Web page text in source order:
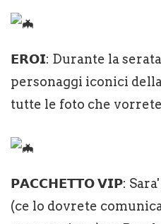
𝗘𝗥𝗢𝗜: Durante la
personaggi iconici
tutte le foto che
𝗣𝗔𝗖𝗖𝗛𝗘𝗧𝗧𝗢 𝗩𝗜𝗣:
(ce lo dovrete